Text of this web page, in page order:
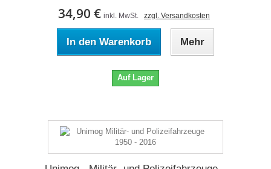
34,90 € inkl. MwSt. zzgl. Versandkosten
In den Warenkorb Mehr
Auf Lager